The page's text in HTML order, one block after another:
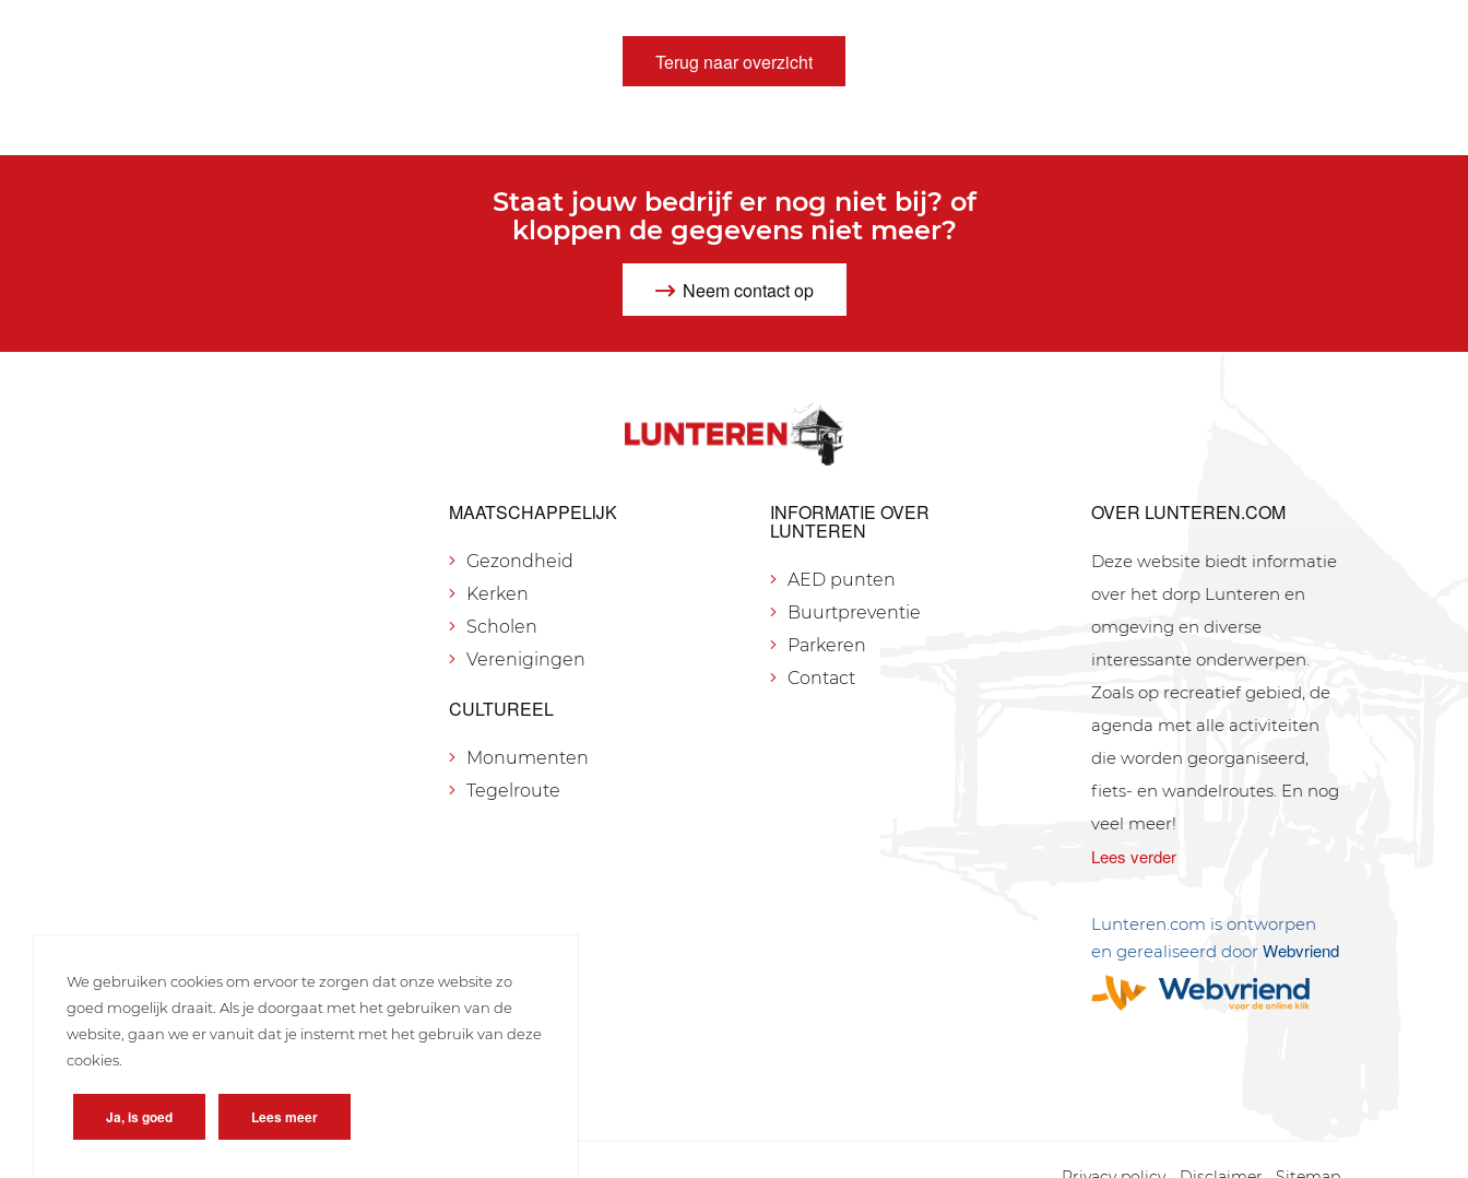
Terug naar overzicht
Staat jouw bedrijf er nog niet bij? of
kloppen de gegevens niet meer?
Neem contact op
MAATSCHAPPELIJK
Gezondheid
Kerken
Scholen
Verenigingen
CULTUREEL
Monumenten
Tegelroute
INFORMATIE OVER
LUNTEREN
AED punten
Buurtpreventie
Parkeren
Contact
OVER LUNTEREN.COM
Deze website biedt informatie
over het dorp Lunteren en
omgeving en diverse
interessante onderwerpen.
Zoals op recreatief gebied, de
agenda met alle activiteiten
die worden georganiseerd,
fiets- en wandelroutes. En nog
veel meer!
Lees verder
Lunteren.com is ontworpen
en gerealiseerd doorWebvriend
We gebruiken cookies om ervoor te zorgen dat onze website zo
goed mogelijk draait. Als je doorgaat met het gebruiken van de
website, gaan we er vanuit dat je instemt met het gebruik van deze
cookies.
Ja, is goed Lees meer